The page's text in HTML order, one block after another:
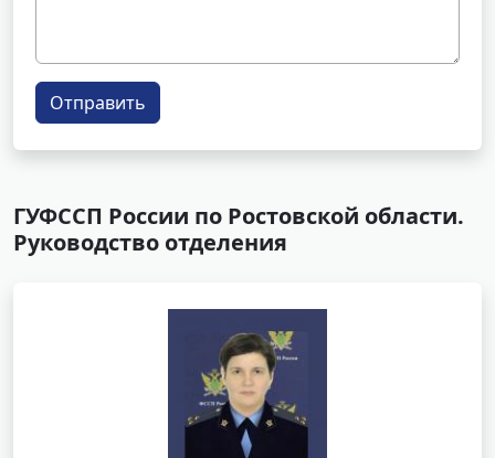
Отправить
ГУФССП России по Ростовской области.
Руководство отделения